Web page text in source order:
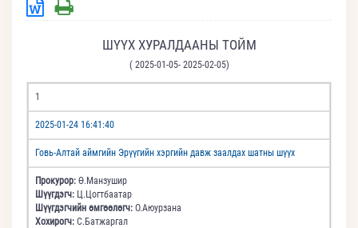
ШҮҮХ ХУРАЛДААНЫ ТОЙМ
( 2025-01-05- 2025-02-05)
1
2025-01-24 16:41:40
Говь-Алтай аймгийн Эрүүгийн хэргийн давж заалдах шатны шүүх
Прокурор: Ө.Манзушир
Шүүгдэгч: Ц.Цогтбаатар
Шүүгдэгчийн өмгөөлөгч: О.Аюурзана
Хохирогч: С.Батжаргал